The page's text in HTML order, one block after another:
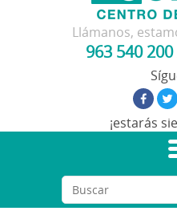
Llámanos,
963 540 200
¡estarás